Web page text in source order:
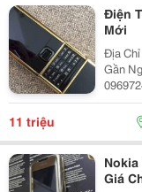
Điện
Mới
Địa Chỉ
Gần
0969724844 Ms
Rose
Nokia
11 triệu
Giá